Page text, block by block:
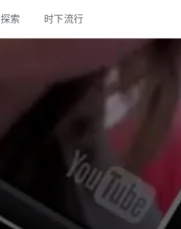
探索 时下流行